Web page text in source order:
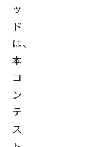
ッ
ド
は、
本
コ
ン
テ
ス